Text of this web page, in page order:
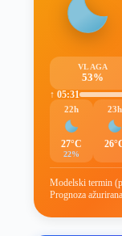
VLAGA
53%
↑ 05:31
22h
27°C
22%
23h
Modelski termin
Prognoza ažurirana